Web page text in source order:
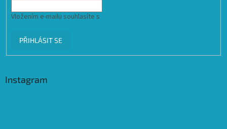
Vložením e-mailu souhlasíte s
PŘIHLÁSIT SE
Instagram